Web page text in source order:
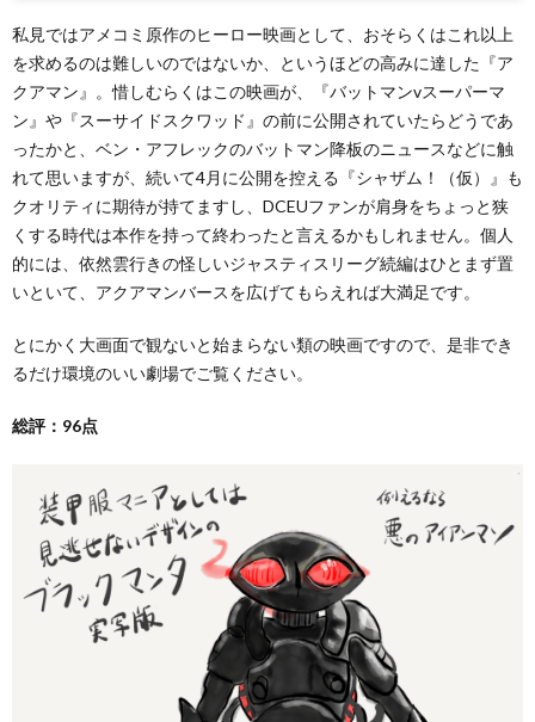
私見ではアメコミ原作のヒーロー映画として、おそらくはこれ以上
を求めるのは難しいのではないか、というほどの高みに達した『ア
クアマン』。惜しむらくはこの映画が、『バットマンvスーパーマ
ン』や『スーサイドスクワッド』の前に公開されていたらどうであ
ったかと、ベン・アフレックのバットマン降板のニュースなどに触
れて思いますが、続いて4月に公開を控える『シャザム！（仮）』も
クオリティに期待が持てますし、DCEUファンが肩身をちょっと狭
くする時代は本作を持って終わったと言えるかもしれません。個人
的には、依然雲行きの怪しいジャスティスリーグ続編はひとまず置
いといて、アクアマンバースを広げてもらえれば大満足です。
とにかく大画面で観ないと始まらない類の映画ですので、是非でき
るだけ環境のいい劇場でご覧ください。
総評：96点